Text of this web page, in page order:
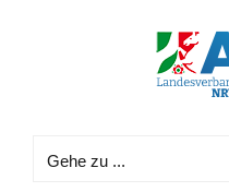
Gehe zu ...